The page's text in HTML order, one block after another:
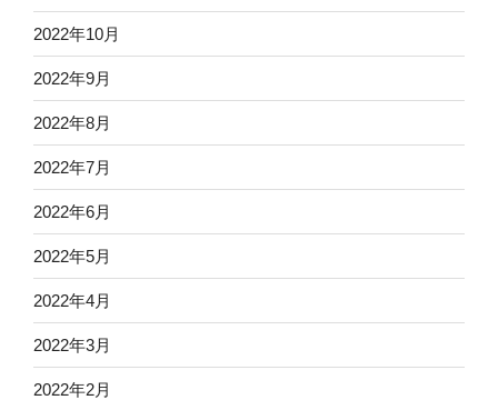
2022年10月
2022年9月
2022年8月
2022年7月
2022年6月
2022年5月
2022年4月
2022年3月
2022年2月